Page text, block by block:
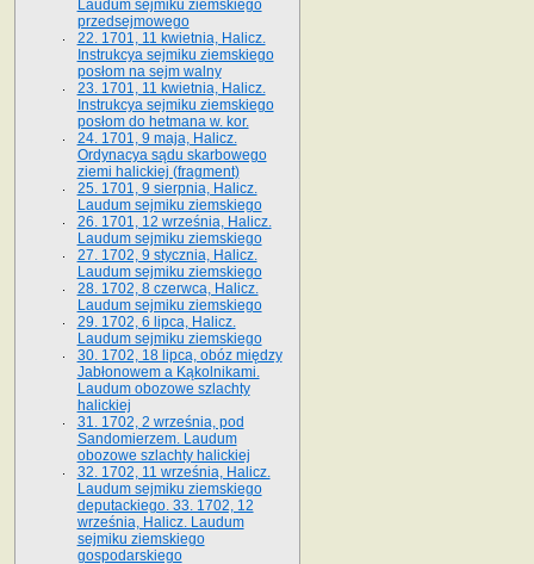
Laudum sejmiku ziemskiego
przedsejmowego
22. 1701, 11 kwietnia, Halicz.
Instrukcya sejmiku ziemskiego
posłom na sejm walny
23. 1701, 11 kwietnia, Halicz.
Instrukcya sejmiku ziemskiego
posłom do hetmana w. kor.
24. 1701, 9 maja, Halicz.
Ordynacya sądu skarbowego
ziemi halickiej (fragment)
25. 1701, 9 sierpnia, Halicz.
Laudum sejmiku ziemskiego
26. 1701, 12 września, Halicz.
Laudum sejmiku ziemskiego
27. 1702, 9 stycznia, Halicz.
Laudum sejmiku ziemskiego
28. 1702, 8 czerwca, Halicz.
Laudum sejmiku ziemskiego
29. 1702, 6 lipca, Halicz.
Laudum sejmiku ziemskiego
30. 1702, 18 lipca, obóz między
Jabłonowem a Kąkolnikami.
Laudum obozowe szlachty
halickiej
31. 1702, 2 września, pod
Sandomierzem. Laudum
obozowe szlachty halickiej
32. 1702, 11 września, Halicz.
Laudum sejmiku ziemskiego
deputackiego. 33. 1702, 12
września, Halicz. Laudum
sejmiku ziemskiego
gospodarskiego